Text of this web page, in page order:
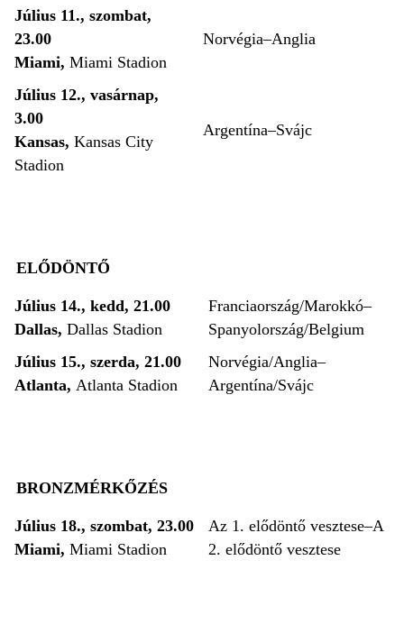
Július 11., szombat,
23.00
Miami, Miami Stadion
Norvégia–Anglia
Július 12., vasárnap,
3.00
Kansas, Kansas City
Stadion
Argentína–Svájc
Július 14., kedd, 21.00
Dallas, Dallas Stadion
Franciaország/Marokkó–
Spanyolország/Belgium
Július 15., szerda, 21.00
Atlanta, Atlanta Stadion
Norvégia/Anglia–
Argentína/Svájc
ELŐDÖNTŐ
Július 18., szombat, 23.00
Miami, Miami Stadion
Az 1. elődöntő vesztese–A
2. elődöntő vesztese
BRONZMÉRKŐZÉS